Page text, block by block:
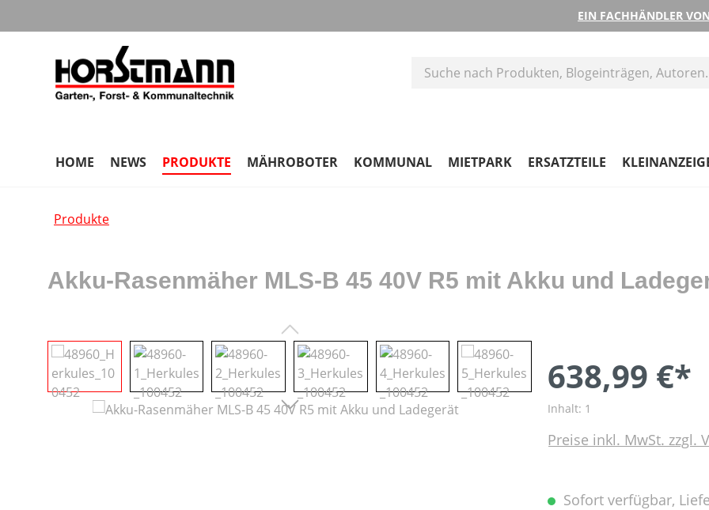
EIN FACHHÄNDLER
HOME NEWS PRODUKTE MÄHROBOTER KOMMUNAL MIETPARK ERSATZTEILE
Produkte
Akku-Rasenmäher MLS-B 45 40V R5 mit Akku und
Bildergalerie überspringen
638,99 €*
Inhalt: 1
Preise inkl. MwSt. zzgl.
Sofort verfügbar,